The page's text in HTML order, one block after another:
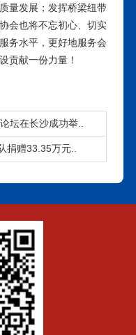
量发展；发挥桥梁纽带
会也将不忘初心、切实
务水平，更好地服务会
贡献一份力量！
坛在长沙成功举..
捐赠33.35万元..